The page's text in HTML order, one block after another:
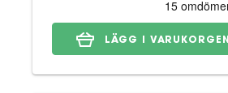
LÄGG I VARUKORGEN